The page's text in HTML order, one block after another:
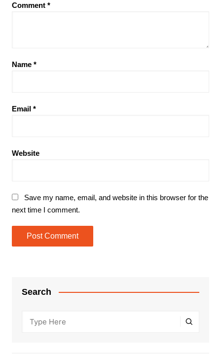
Comment *
Name *
Email *
Website
Save my name, email, and website in this browser for the
next time I comment.
Search